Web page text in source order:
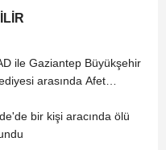
ile Gaziantep Büyükşehir
arasında Afet
bir kişi aracında ölü